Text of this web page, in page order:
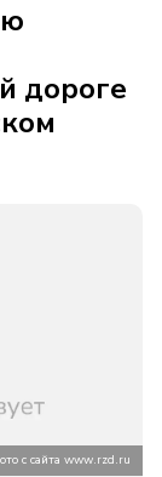
дороге
с сайта www.rzd.ru